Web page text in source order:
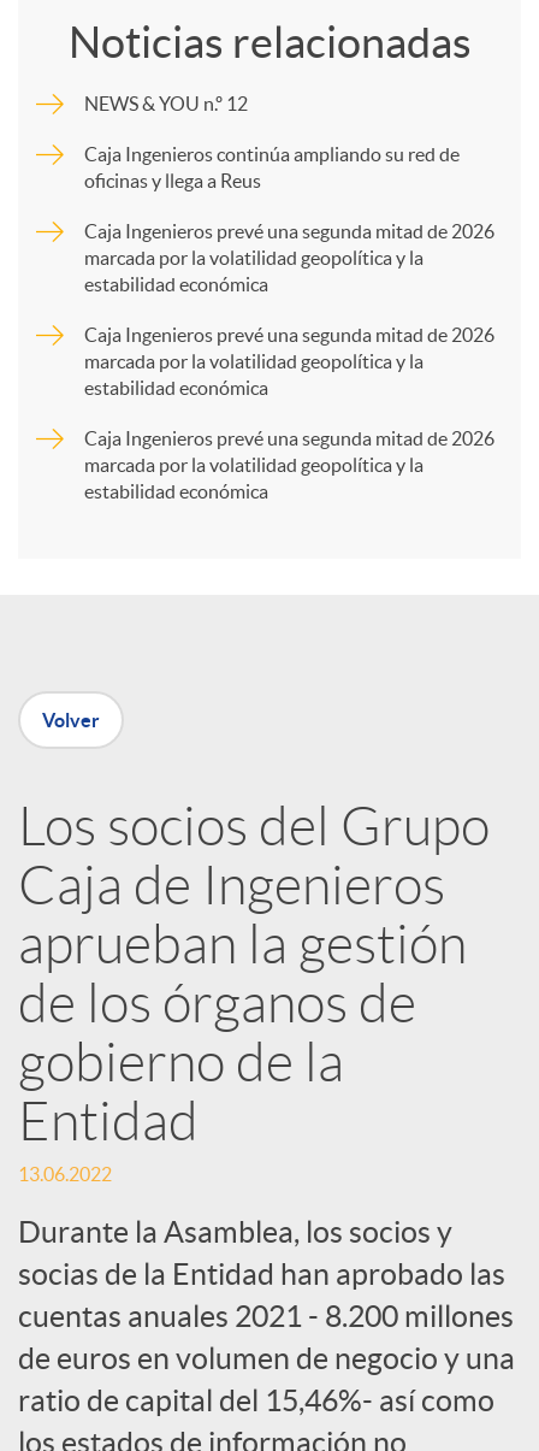
p
a
n
e
d
e
s
S
o
c
i
Noticias relacionadas
NEWS & YOU n.º 12
Caja Ingenieros continúa ampliando su red de
oficinas y llega a Reus
Caja Ingenieros prevé una segunda mitad de 2026
marcada por la volatilidad geopolítica y la
estabilidad económica
Caja Ingenieros prevé una segunda mitad de 2026
marcada por la volatilidad geopolítica y la
estabilidad económica
Caja Ingenieros prevé una segunda mitad de 2026
marcada por la volatilidad geopolítica y la
estabilidad económica
Volver
Los socios del Grupo
Caja de Ingenieros
aprueban la gestión
de los órganos de
gobierno de la
Entidad
13.06.2022
Durante la Asamblea, los socios y
socias de la Entidad han aprobado las
cuentas anuales 2021 - 8.200 millones
de euros en volumen de negocio y una
ratio de capital del 15,46%- así como
los estados de información no